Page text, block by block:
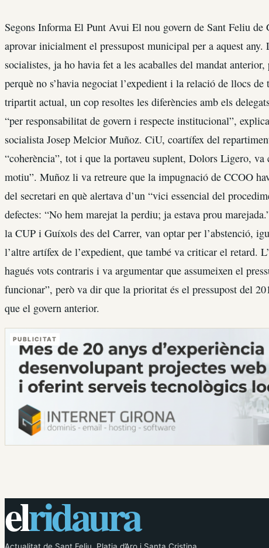
Segons Informa El Punt Avui El nou govern de Sant Feliu
aprovar inicialment el pressupost municipal per a aquest
socialistes, ja ho havia fet a les acaballes del mandat
perquè no s’havia negociat l’expedient i la relació de llocs
tripartit actual, un cop resoltes les diferències amb els
“per responsabilitat de govern i respecte institucional”,
socialista Josep Melcior Muñoz. CiU, coartífex del
“coherència”, tot i que la portaveu suplent, Dolors Ligero, va
motiu”. Muñoz li va retreure que la impugnació de CCOO
del secretari en què alertava d’un “vici essencial del
defectes: “No hem marejat la perdiu; ja estava prou
la CUP i Guíxols des del Carrer, van optar per l’abstenció,
l’altre artífex de l’expedient, que també va criticar el retard.
hagués vots contraris i va argumentar que assumeixen el
funcionar”, però va dir que la prioritat és el pressupost del
que el govern anterior.
PUBLICITAT
elridaura
Actualitat de Sant Feliu, Platja d’Aro i Santa Cristina.